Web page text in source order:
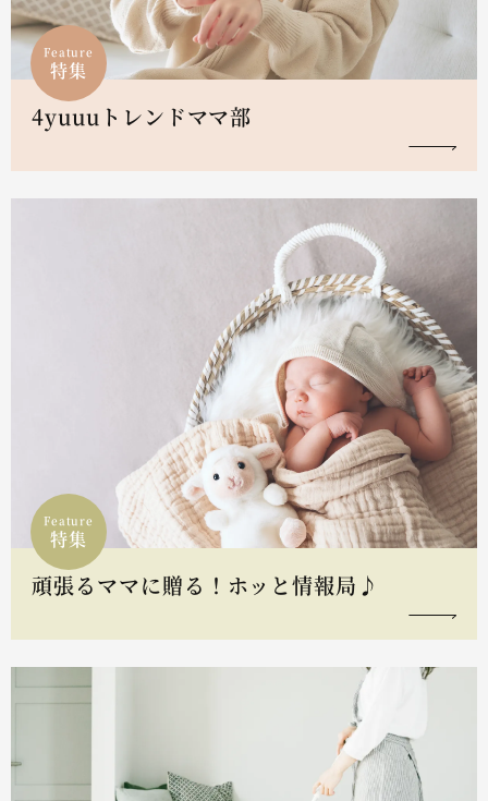
Feature
特集
4yuuuトレンドママ部
Feature
特集
頑張るママに贈る！ホッと情報局♪